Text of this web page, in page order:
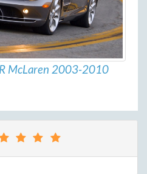
McLaren 2003-2010